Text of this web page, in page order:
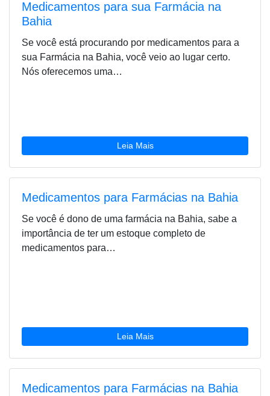
Medicamentos para sua Farmácia na
Bahia
Se você está procurando por medicamentos para a
sua Farmácia na Bahia, você veio ao lugar certo.
Nós oferecemos uma…
Leia Mais
Medicamentos para Farmácias na Bahia
Se você é dono de uma farmácia na Bahia, sabe a
importância de ter um estoque completo de
medicamentos para…
Leia Mais
Medicamentos para Farmácias na Bahia